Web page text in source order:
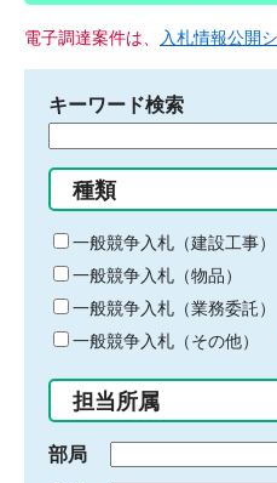
電子調達案件は、 入札情報公開
キーワード検索
る
キ
ー
ワ
ー
ド
入
力
種類
一般競争入札（建設工事）
一般競争入札（物品）
一般競争入札（業務委託）
一般競争入札（その他）
担当所属
部局